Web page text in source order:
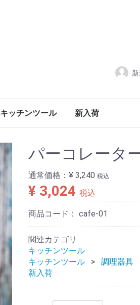
キッチンツール 新入荷
パーコレータ
通常価格： ¥ 3,240 税込
¥ 3,024 税込
商品コード： cafe-01
関連カテゴリ
キッチンツール
キッチンツール
調理器具
新入荷